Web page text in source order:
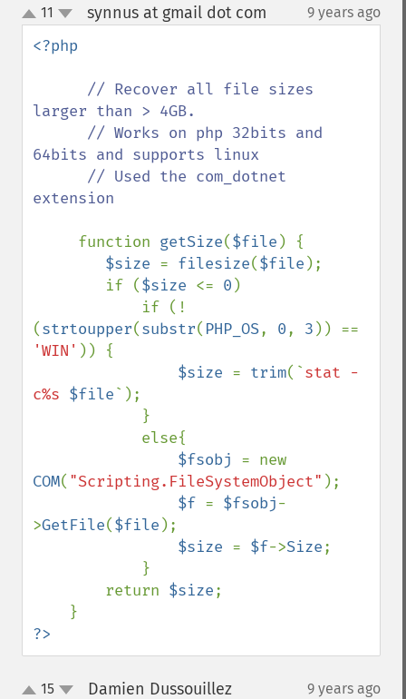
up
down
11 synnus at gmail dot com 9 years ago
<?php
// Recover all file sizes
larger than > 4GB.
64bits and supports linux
extension
function getSize($file ) {
$size = filesize($file );
        if (
$size <= 0 )
(strtoupper(substr( PHP_OS, 0, 3
'WIN' )) {
$size = trim(`stat -
c%s $file`);
$fsobj
COM( "Scripting.FileSystemObject" );
$f = $fsobj-
>GetFile($file );
$size = $f->Size;
        return
$size;
?>
15 Damien Dussouillez¶ 9 years ago